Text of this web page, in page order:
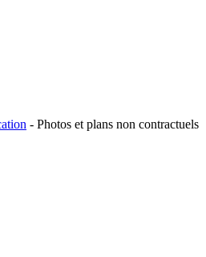
- Photos et plans non contractuels